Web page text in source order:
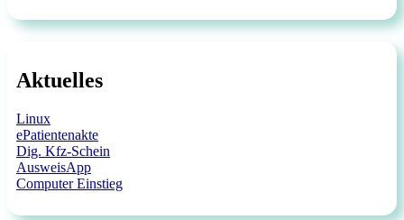
Aktuelles
Linux
ePatientenakte
Dig. Kfz-Schein
AusweisApp
Computer Einstieg